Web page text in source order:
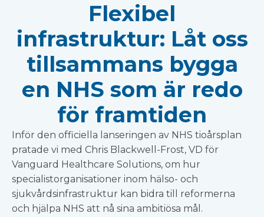
Flexibel
infrastruktur: Låt oss
tillsammans bygga
en NHS som är redo
för framtiden
Inför den officiella lanseringen av NHS tioårsplan
pratade vi med Chris Blackwell-Frost, VD för
Vanguard Healthcare Solutions, om hur
specialistorganisationer inom hälso- och
sjukvårdsinfrastruktur kan bidra till reformerna
och hjälpa NHS att nå sina ambitiösa mål.